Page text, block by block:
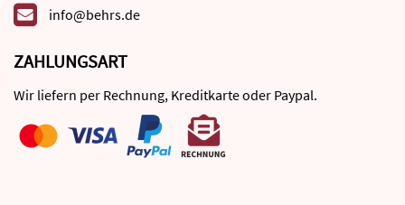
info@behrs.de
ZAHLUNGSART
Wir liefern per Rechnung, Kreditkarte oder Paypal.